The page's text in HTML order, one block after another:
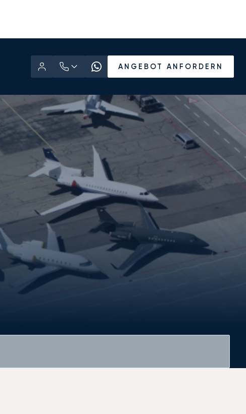
ANGEBOT ANFORDERN